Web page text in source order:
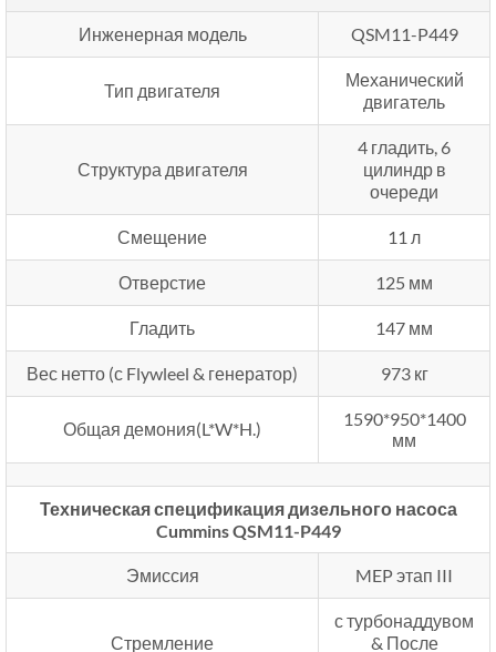
Инженерная модель QSM11-P449
Тип двигателя
Механический
двигатель
Структура двигателя
4 гладить, 6
цилиндр в
очереди
Смещение 11 л
Отверстие 125 мм
Гладить 147 мм
Вес нетто (с Flywleel & генератор) 973 кг
Общая демония(L*W*H.)
1590*950*1400
мм
Техническая спецификация дизельного насоса
Cummins QSM11-P449
Эмиссия MEP этап III
Стремление
с турбонаддувом
& После